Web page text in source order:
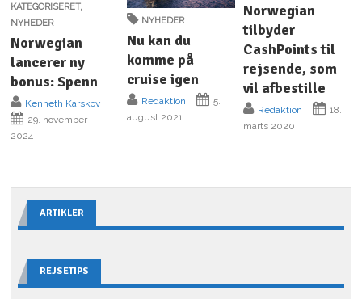
KATEGORISERET,
NYHEDER
Norwegian
lancerer ny
bonus: Spenn
Kenneth Karskov
29. november
2024
NYHEDER
Nu kan du
komme på
cruise igen
Redaktion
5.
august 2021
Norwegian
tilbyder
CashPoints til
rejsende, som
vil afbestille
Redaktion
18.
marts 2020
ARTIKLER
REJSETIPS